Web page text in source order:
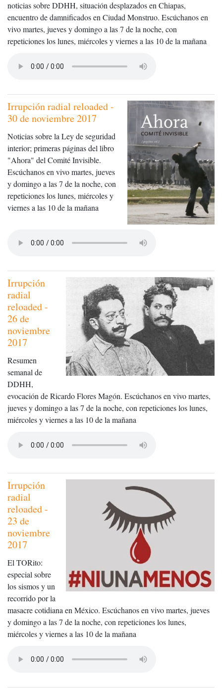
noticias sobre DDHH, situación desplazados en Chiapas,
encuentro de damnificados en Ciudad Monstruo. Escúchanos en
vivo martes, jueves y domingo a las 7 de la noche, con
repeticiones los lunes, miércoles y viernes a las 10 de la mañana
Irrupción radial reloaded -
30 de noviembre 2017
Noticias sobre la Ley de seguridad
interior; primeras páginas del libro
"Ahora" del Comité Invisible.
Escúchanos en vivo martes, jueves
y domingo a las 7 de la noche, con
repeticiones los lunes, miércoles y
viernes a las 10 de la mañana
Irrupción
radial
reloaded -
26 de
noviembre
2017
Resumen
semanal de
DDHH,
evocación de Ricardo Flores Magón. Escúchanos en vivo martes,
jueves y domingo a las 7 de la noche, con repeticiones los lunes,
miércoles y viernes a las 10 de la mañana
Irrupción
radial
reloaded -
23 de
noviembre
2017
El TORito:
especial sobre
los sismos y un
recorrido por la
masacre cotidiana en México. Escúchanos en vivo martes, jueves
y domingo a las 7 de la noche, con repeticiones los lunes,
miércoles y viernes a las 10 de la mañana